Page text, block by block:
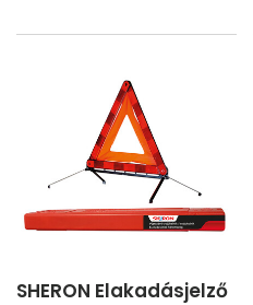
SHERON Elakadásjelző